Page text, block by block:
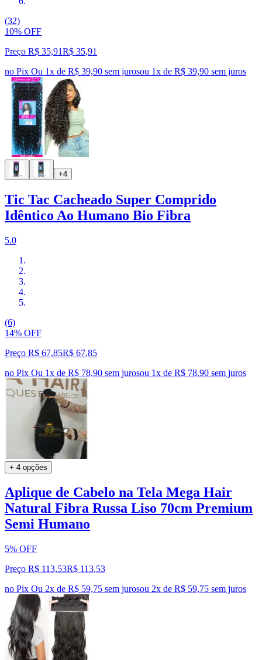
(32)
10% OFF
Preço R$ 35,91R$ 35,91
no Pix Ou 1x de R$ 39,90 sem jurosou 1x de R$ 39,90 sem juros
+4
Tic Tac Cacheado Super Comprido
Idêntico Ao Humano Bio Fibra
5.0
(6)
14% OFF
Preço R$ 67,85R$ 67,85
no Pix Ou 1x de R$ 78,90 sem jurosou 1x de R$ 78,90 sem juros
+ 4 opções
Aplique de Cabelo na Tela Mega Hair
Natural Fibra Russa Liso 70cm Premium
Semi Humano
5% OFF
Preço R$ 113,53R$ 113,53
no Pix Ou 2x de R$ 59,75 sem jurosou 2x de R$ 59,75 sem juros